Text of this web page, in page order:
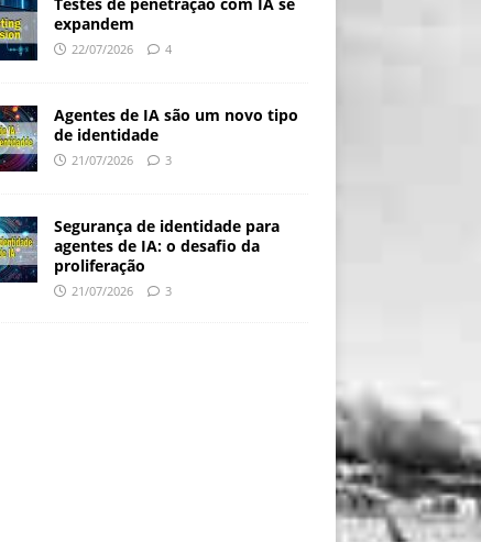
expandem
22/07/2026 4
Agentes de IA são um novo tipo
de identidade
21/07/2026 3
Segurança de identidade para
agentes de IA: o desafio da
proliferação
21/07/2026 3